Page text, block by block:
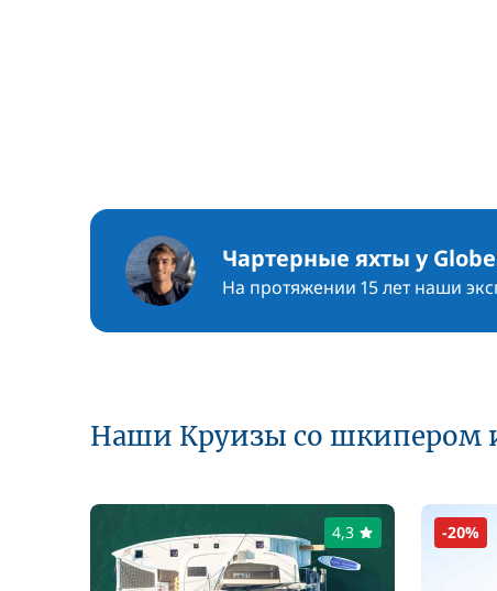
Чартерные яхты у
На протяжении 15 лет наши
Наши Круизы со шкипером
4,3 -20%